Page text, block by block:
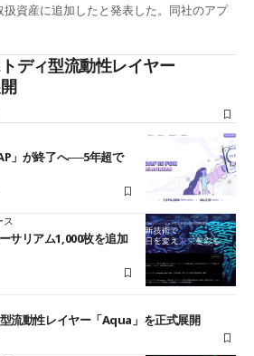
扱資産に追加したと発表した。同社のアプ
ディ型流動性レイヤー
」が終了へ──5年超で
ス
サリアム1,000枚を追加
流動性レイヤー「Aqua」を正式展開